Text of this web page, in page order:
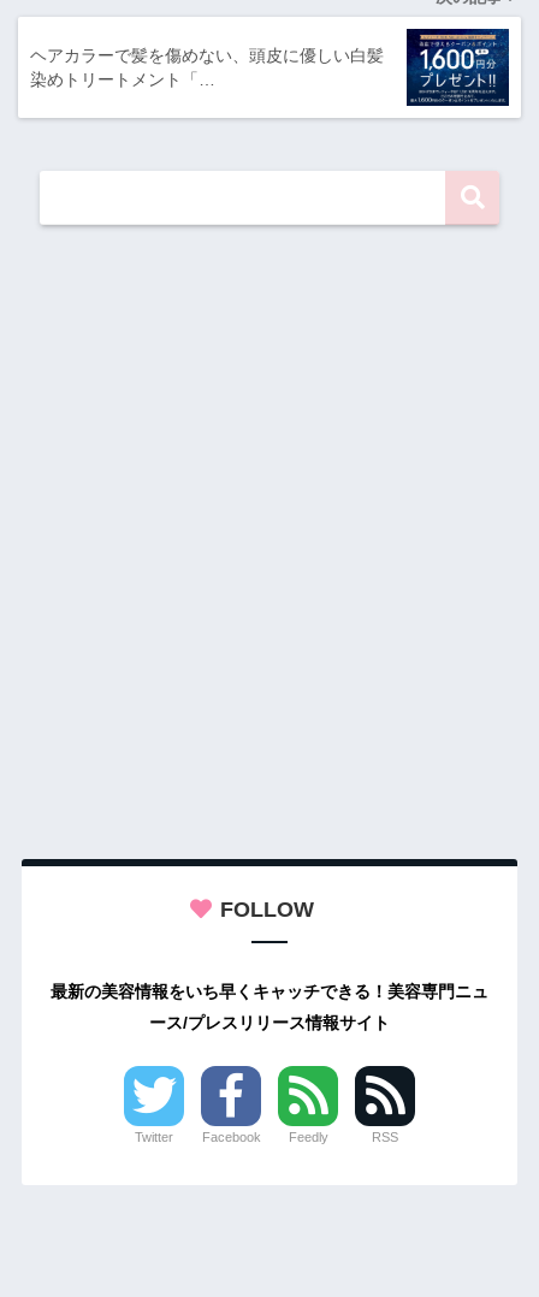
ヘアカラーで髪を傷めない、頭皮に優しい白髪
染めトリートメント「…
FOLLOW
最新の美容情報をいち早くキャッチできる！美容専門ニュ
ース/プレスリリース情報サイト
Twitter Facebook Feedly RSS